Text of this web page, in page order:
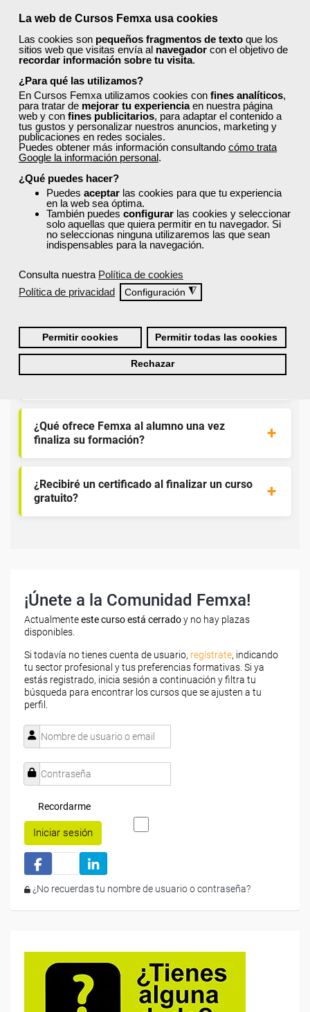
La web de Cursos Femxa usa cookies
Las cookies son pequeños fragmentos de texto que los
sitios web que visitas envía al navegador con el objetivo de
recordar información sobre tu visita.
¿Para qué las utilizamos?
En Cursos Femxa utilizamos cookies con fines analíticos,
para tratar de mejorar tu experienciaen nuestra página
web y con fines publicitarios, para adaptar el contenido a
tus gustos y personalizar nuestros anuncios, marketing y
publicaciones en redes sociales.
Puedes obtener más información consultando cómo trata
Google la información personal.
¿Qué puedes hacer?
Puedes aceptar las cookies para que tu experiencia
en la web sea óptima.
También puedes configurar las cookies y seleccionar
solo aquellas que quiera permitir en tu navegador. Si
no seleccionas ninguna utilizaremos las que sean
indispensables para la navegación.
Consulta nuestra Política de cookies
Política de privacidad
Configuración ◮
Permitir cookies Permitir todas las cookies
Rechazar
Preguntas frecuentes sobre la
formación de Femxa
Resolvemos las dudas más habituales sobre nuestra
formación, metodología, equipo docente y ventajas
para el alumnado.
¿Qué nos hace diferentes de la
competencia?
¿Por qué solicitar plaza en Femxa cuando se
los cursos de Femxa?
¿Los cursos de Femxa son prácticos y tienen
¿Qué ofrece Femxa al alumno una vez
finaliza su formación?
¿Recibiré un certificado al finalizar un curso
gratuito?
¡Únete a la Comunidad Femxa!
Actualmenteeste curso está cerradoy no hay plazas
disponibles.
Si todavía no tienes cuenta de usuario, regístrate, indicando
tu sector profesional y tus preferencias formativas. Si ya
estás registrado, inicia sesión a continuación y filtra tu
búsqueda para encontrar los cursos que se ajusten a tu
perfil.
Recordarme
Iniciar sesión
¿No recuerdas tu nombre de usuario o contraseña?